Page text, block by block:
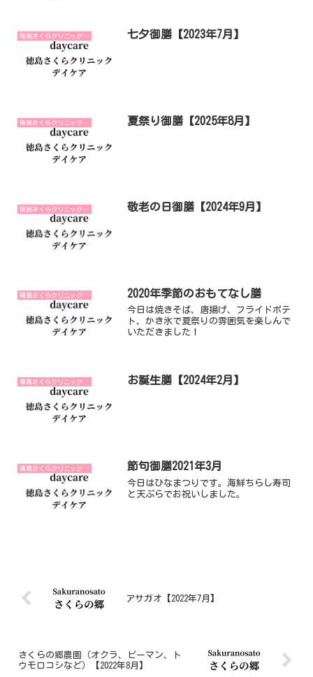
徳島さくらクリニックデイケア 七夕御膳【2023年7月】
徳島さくらクリニックデイケア 夏祭り御膳【2025年8月】
徳島さくらクリニックデイケア 敬老の日御膳【2024年9月】
徳島さくらクリニックデイケア 2020年季節のおもてなし膳
今日は焼きそば、唐揚げ、フライドポテ
ト、かき氷で夏祭りの雰囲気を楽しんで
いただきました！
徳島さくらクリニックデイケア お誕生膳【2024年2月】
徳島さくらクリニックデイケア 節句御膳2021年3月
今日はひなまつりです。海鮮ちらし寿司
と天ぷらでお祝いしました。
アサガオ【2022年7月】
さくらの郷農園（オクラ、ピーマン、ト
ウモロコシなど）【2022年8月】